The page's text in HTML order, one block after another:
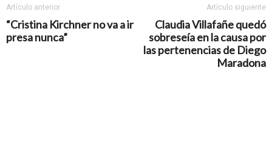
Artículo anterior
“Cristina Kirchner no va a ir
presa nunca”
Artículo siguiente
Claudia Villafañe quedó
sobreseía en la causa por
las pertenencias de Diego
Maradona